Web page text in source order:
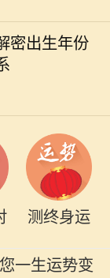
密出生年份
理学一直扮演
相信，一个人出
和时辰直接影
中，出生年份
测终身运
一生运势变